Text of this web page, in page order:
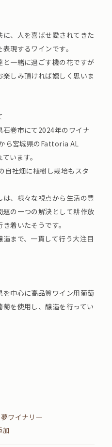
、人を喜ばせ愛されてきた
現するワインです。
一緒に過ごす機の花ですが
しみ頂ければ嬉しく思いま
巻市にて2024年のワイナ
ら宮城県のFattoria AL
います。
自社畑に植樹し栽培もスタ
、様々な視点から生活の豊
の一つの解決として耕作放
着いたそうです。
まで、一貫して行う大注目
中心に高品質ワイン用葡萄
を使用し、醸造を行ってい
ワイナリー
加